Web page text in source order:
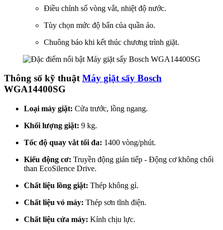
Điều chỉnh số vòng vắt, nhiệt độ nước.
Tùy chọn mức độ bẩn của quần áo.
Chuông báo khi kết thúc chương trình giặt.
Thông số kỹ thuậtMáy giặt sấy Bosch
WGA14400SG
Loại máy giặt: Cửa trước, lồng ngang.
Khối lượng giặt: 9 kg.
Tốc độ quay vắt tối đa: 1400 vòng/phút.
Kiểu động cơ: Truyền động gián tiếp - Động cơ không chổi
than EcoSilence Drive.
Chất liệu lồng giặt: Thép không gỉ.
Chất liệu vỏ máy: Thép sơn tĩnh điện.
Chất liệu cửa máy: Kính chịu lực.